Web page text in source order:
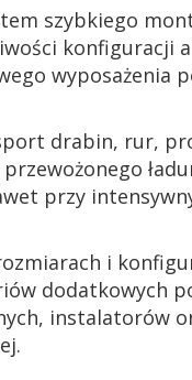
szybkiego
konfiguracji
wyposażenia
drabin, rur,
przy
i
dodatkowych
instalatorów